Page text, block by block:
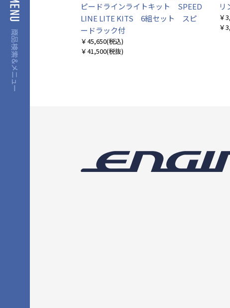
ピードラインライトキット SPEED
LINE LITE KITS 6組セット スピ
ードラック付
￥45,650(税込)
￥41,500(税抜)
￥
￥